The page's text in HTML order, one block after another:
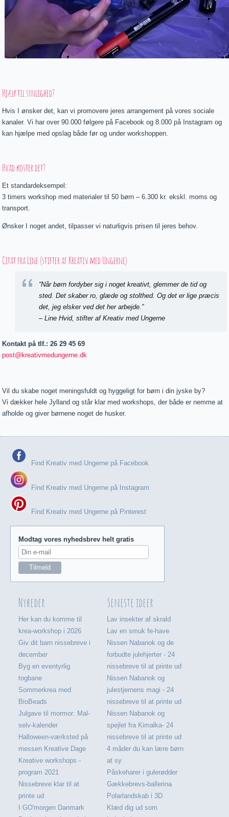
Hjælp til synlighed?
Hvis I ønsker det, kan vi promovere jeres arrangement på vores sociale
kanaler. Vi har over 90.000 følgere på Facebook og 8.000 på Instagram og
kan hjælpe med opslag både før og under workshoppen.
Hvad koster det?
Et standardeksempel:
3 timers workshop med materialer til 50 børn – 6.300 kr. ekskl. moms og
transport.
Ønsker I noget andet, tilpasser vi naturligvis prisen til jeres behov.
Citat fra Line (stifter af Kreativ med Ungerne)
“Når børn fordyber sig i noget kreativt, glemmer de tid og
sted. Det skaber ro, glæde og stolthed. Og det er lige præcis
det, jeg elsker ved det her arbejde.”
– Line Hvid, stifter af Kreativ med Ungerne
Kontakt på tlf.: 26 29 45 69
post@kreativmedungerne.dk
Vil du skabe noget meningsfuldt og hyggeligt for børn i din jyske by?
Vi dækker hele Jylland og står klar med workshops, der både er nemme at
afholde og giver børnene noget de husker.
Find Kreativ med Ungerne på Facebook
Find Kreativ med Ungerne på Instagram
Find Kreativ med Ungerne på Pinterest
Modtag vores nyhedsbrev helt gratis
Nyheder
Her kan du komme til
krea-workshop i 2026
Giv dit barn nissebreve i
december
Byg en eventyrlig
togbane
Sommerkrea med
BioBeads
Julgave til mormor: Mal-
selv-kalender
Halloween-værksted på
messen Kreative Dage
Kreative workshops -
program 2021
Nissebreve klar til at
printe ud
I GO'morgen Danmark
Seneste ideer
Lav insekter af skrald
Lav en smuk fe-have
Nissen Nabanok og de
forbudte julehjerter - 24
nissebreve til at printe ud
Nissen Nabanok og
julestjernens magi - 24
nissebreve til at printe ud
Nissen Nabanok og
spejlet fra Kimalka- 24
nissebreve til at printe ud
4 måder du kan lære børn
at sy
Påskeharer i gulerødder
Gækkebrevs-ballerina
Polarlandskab i 3D
Klæd dig ud som